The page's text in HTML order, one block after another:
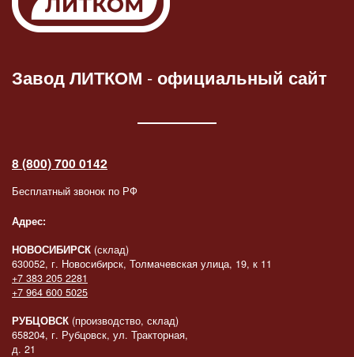
Завод ЛИТКОМ -официальный сайт
8 (800) 700 0142
Бесплатный звонок по РФ
Адрес:
НОВОСИБИРСК (склад)
630052, г. Новосибирск, Толмачевская улица, 19, к 11
+7 383 205 2281
+7 964 600 5025
РУБЦОВСК (производство, склад)
658204, г. Рубцовск, ул. Тракторная,
д. 21